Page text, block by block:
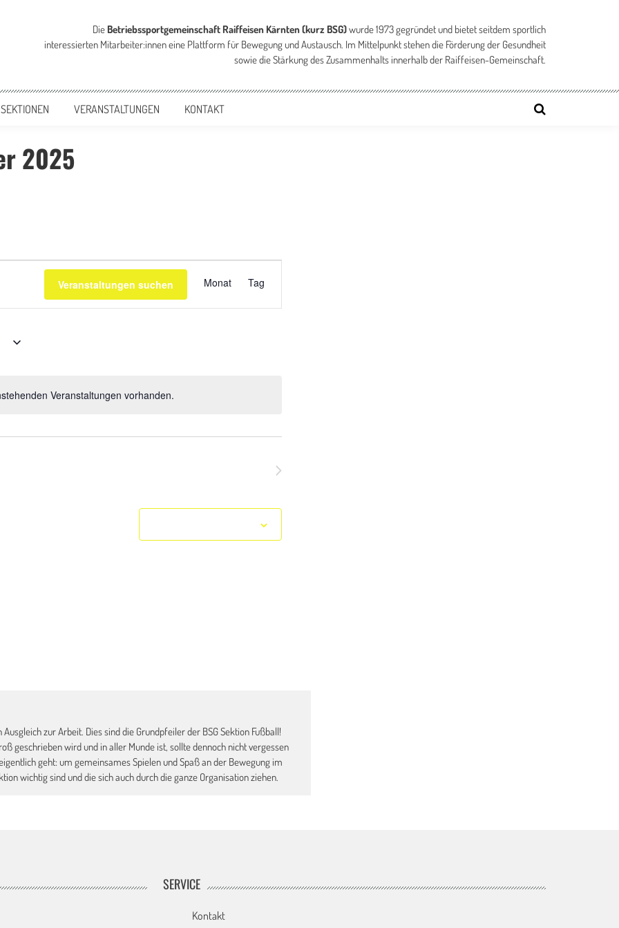
Die Betriebssportgemeinschaft Raiffeisen Kärnten (kurz BSG)wurde 1973 gegründet und bietet seitdem sportlich
interessierten Mitarbeiter:innen eine Plattform für Bewegung und Austausch. Im Mittelpunkt stehen die Förderung der Gesundheit
sowie die Stärkung des Zusammenhalts innerhalb der Raiffeisen-Gemeinschaft.
VERANSTALTUNGEN KONTAKT
2025
Hinweis
Veranstaltungen vorhanden.
Veranstaltungen suchen
Veranstaltung
Ansichten-
Navigation
Monat Tag
zur Arbeit. Dies sind die Grundpfeiler der BSG Sektion Fußball!
geschrieben wird und in aller Munde ist, sollte dennoch nicht vergessen
geht: um gemeinsames Spielen und Spaß an der Bewegung im
wichtig sind und die sich auch durch die ganze Organisation ziehen.
SERVICE
Kontakt